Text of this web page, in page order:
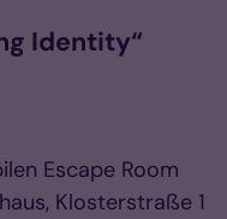
Identity“
Escape Room
Klosterstraße 1